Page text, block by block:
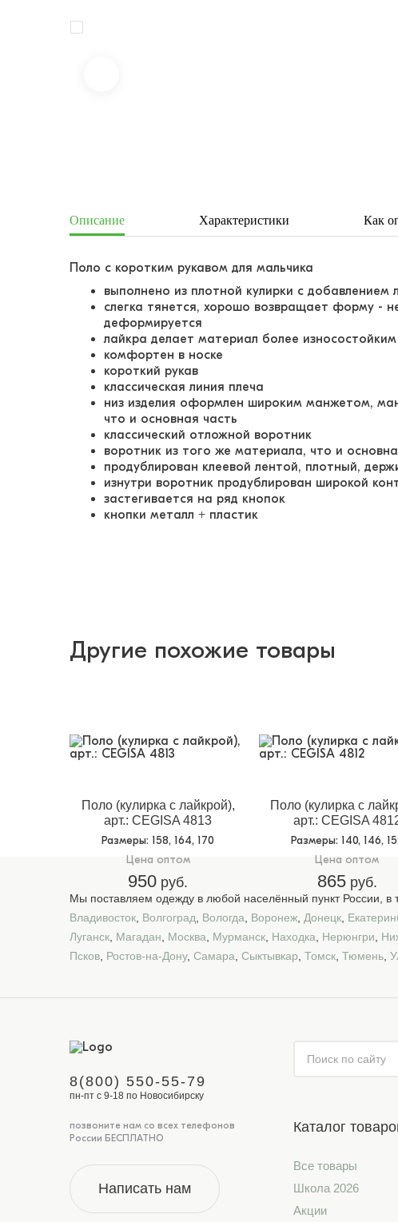
Описание Характеристики Как
Поло с коротким рукавом для мальчика
выполнено из плотной кулирки с добавлением
слегка тянется, хорошо возвращает форму -
деформируется
лайкра делает материал более износостойким
комфортен в носке
короткий рукав
классическая линия плеча
низ изделия оформлен широким манжетом,
что и основная часть
классический отложной воротник
воротник из того же материала, что и
продублирован клеевой лентой, плотный,
изнутри воротник продублирован широкой
застегивается на ряд кнопок
кнопки металл + пластик
Другие похожие товары
Поло (кулирка с лайкрой),
арт.: CEGISA 4813
Размеры: 158, 164, 170
Цена оптом
950 руб.
Поло (кулирка с
арт.: CEGISA
Размеры: 140, 146,
Цена оптом
865руб.
Мы поставляем одежду в любой населённый пункт России, в
Владивосток Волгоград Вологда Воронеж Донецк
Луганск Магадан Москва Мурманск Находка Нерюнгри
Псков Ростов-на-Дону, Самара Сыктывкар Томск Тюмень
8(800) 550-55-79
пн-пт с 9-18 по Новосибирску
позвоните нам со всех телефонов
России БЕСПЛАТНО
Написать нам
Каталог
Все товары
Школа 2026
Акции